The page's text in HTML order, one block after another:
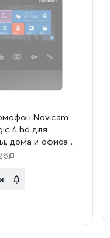
Novicam
4 hd для
дома и офиса